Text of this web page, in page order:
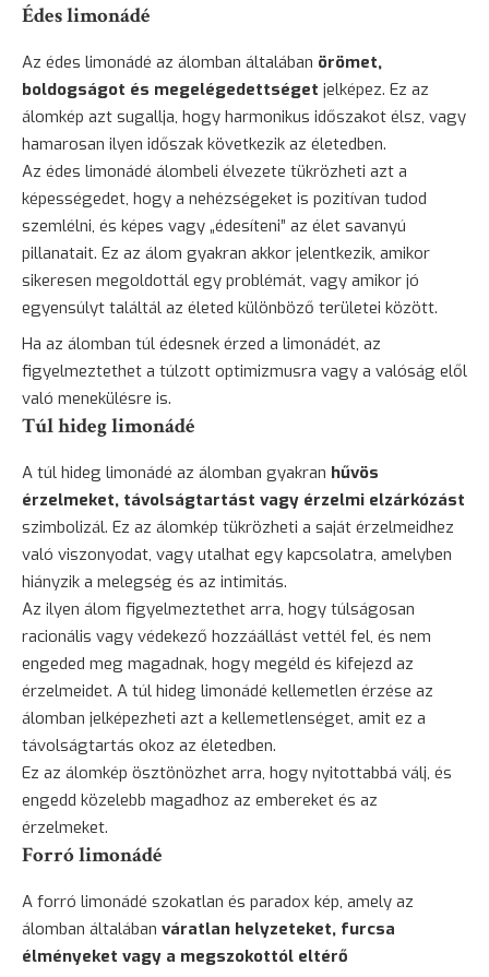
Édes limonádé
Az édes limonádé az álomban általában örömet,
boldogságot és megelégedettséget jelképez. Ez az
álomkép azt sugallja, hogy harmonikus időszakot élsz, vagy
hamarosan ilyen időszak következik az életedben.
Az édes limonádé álombeli élvezete tükrözheti azt a
képességedet, hogy a nehézségeket is pozitívan tudod
szemlélni, és képes vagy „édesíteni” az élet savanyú
pillanatait. Ez az álom gyakran akkor jelentkezik, amikor
sikeresen megoldottál egy problémát, vagy amikor jó
egyensúlyt találtál az életed különböző területei között.
Ha az álomban túl édesnek érzed a limonádét, az
figyelmeztethet a túlzott optimizmusra vagy a valóság elől
való menekülésre is.
Túl hideg limonádé
A túl hideg limonádé az álomban gyakran hűvös
érzelmeket, távolságtartást vagy érzelmi elzárkózást
szimbolizál. Ez az álomkép tükrözheti a saját érzelmeidhez
való viszonyodat, vagy utalhat egy kapcsolatra, amelyben
hiányzik a melegség és az intimitás.
Az ilyen álom figyelmeztethet arra, hogy túlságosan
racionális vagy védekező hozzáállást vettél fel, és nem
engeded meg magadnak, hogy megéld és kifejezd az
érzelmeidet. A túl hideg limonádé kellemetlen érzése az
álomban jelképezheti azt a kellemetlenséget, amit ez a
távolságtartás okoz az életedben.
Ez az álomkép ösztönözhet arra, hogy nyitottabbá válj, és
engedd közelebb magadhoz az embereket és az
érzelmeket.
Forró limonádé
A forró limonádé szokatlan és paradox kép, amely az
álomban általában váratlan helyzeteket, furcsa
élményeket vagy a megszokottól eltérő